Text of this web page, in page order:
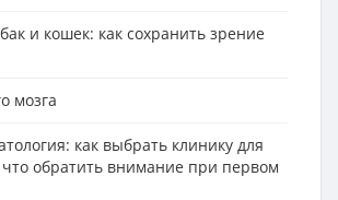
и кошек: как сохранить зрение
мозга
как выбрать клинику для
обратить внимание при первом